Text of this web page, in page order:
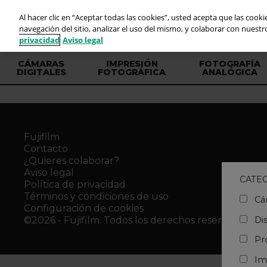
CÁMARAS
DIGITALES
IMPRESIÓN
FOTOGRÁFICA
FOTOGRAFÍA
ANALÓGICA
Fujifilm
Contacto
¿Quieres colaborar?
Aviso legal
Política de privacidad
Términos y condiciones de uso
Configuración de cookies
©2026 - Fujifilm. Todos los derechos reservados
Al hacer clic en “Aceptar todas las cookies”, usted acepta que las
navegación del sitio, analizar el uso del mismo, y colaborar con
privacidad Aviso legal